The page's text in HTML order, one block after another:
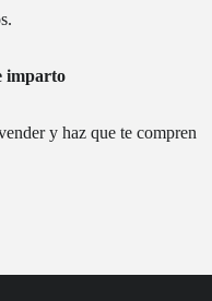
imparto
y haz que te compren